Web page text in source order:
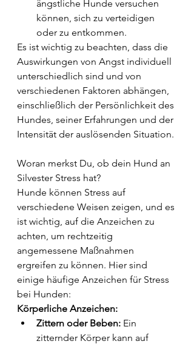
ängstliche Hunde versuchen
können, sich zu verteidigen
oder zu entkommen.
Es ist wichtig zu beachten, dass die
Auswirkungen von Angst individuell
unterschiedlich sind und von
verschiedenen Faktoren abhängen,
einschließlich der Persönlichkeit des
Hundes, seiner Erfahrungen und der
Intensität der auslösenden Situation.
Woran merkst Du, ob dein Hund an
Silvester Stress hat?
Hunde können Stress auf
verschiedene Weisen zeigen, und es
ist wichtig, auf die Anzeichen zu
achten, um rechtzeitig
angemessene Maßnahmen
ergreifen zu können. Hier sind
einige häufige Anzeichen für Stress
bei Hunden:
Körperliche Anzeichen:
Zittern oder Beben: Ein
zitternder Körper kann auf